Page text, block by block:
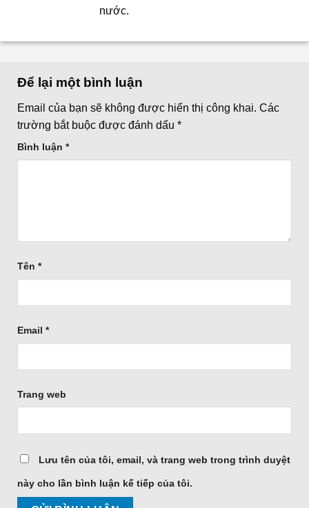
nước.
Để lại một bình luận
Email của bạn sẽ không được hiển thị công khai. Các
trường bắt buộc được đánh dấu *
Bình luận *
Tên *
Email *
Trang web
Lưu tên của tôi, email, và trang web trong trình duyệt
này cho lần bình luận kế tiếp của tôi.